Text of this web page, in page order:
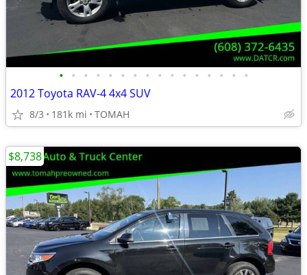
• • • • • • • • • • • • • • • •
2012 Toyota RAV-4 4x4 SUV
8/3 181k mi TOMAH
$8,738